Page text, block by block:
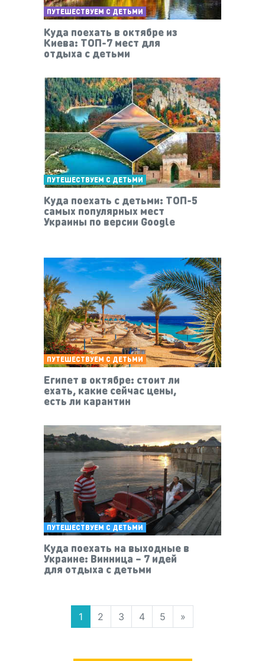
ПУТЕШЕСТВУЕМ С ДЕТЬМИ
Куда поехать в октябре из
Киева: ТОП-7 мест для
отдыха с детьми
ПУТЕШЕСТВУЕМ С ДЕТЬМИ
Куда поехать с детьми: ТОП-5
самых популярных мест
Украины по версии Google
ПУТЕШЕСТВУЕМ С ДЕТЬМИ
Египет в октябре: стоит ли
ехать, какие сейчас цены,
есть ли карантин
ПУТЕШЕСТВУЕМ С ДЕТЬМИ
Куда поехать на выходные в
Украине: Винница – 7 идей
для отдыха с детьми
1 2 3 4 5 »